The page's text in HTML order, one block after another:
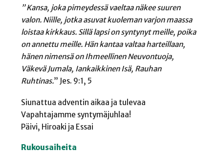
” Kansa, joka pimeydessä vaeltaa näkee suuren
valon. Niille, jotka asuvat kuoleman varjon maassa
loistaa kirkkaus. Sillä lapsi on syntynyt meille, poika
on annettu meille. Hän kantaa valtaa harteillaan,
hänen nimensä on Ihmeellinen Neuvontuoja,
Väkevä Jumala, Iankaikkinen Isä, Rauhan
Ruhtinas.” Jes. 9:1, 5
Siunattua adventin aikaa ja tulevaa
Vapahtajamme syntymäjuhlaa!
Päivi, Hiroaki ja Essai
Rukousaiheita